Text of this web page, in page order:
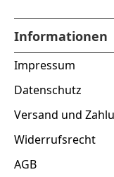
Informationen
Impressum
Datenschutz
Versand und
Widerrufsrecht
AGB